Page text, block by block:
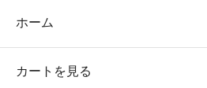
ホーム
カートを見る